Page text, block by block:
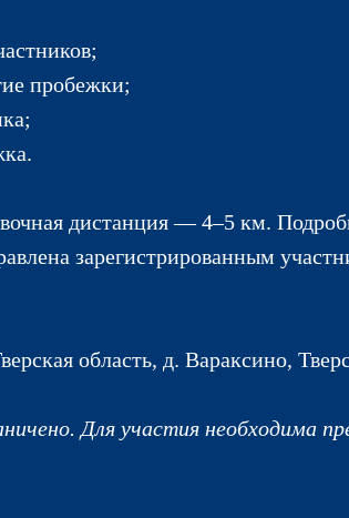
пробежки;
дистанция — 4–5 км.
зарегистрированным
область, д. Вараксино,
Для участия необходима